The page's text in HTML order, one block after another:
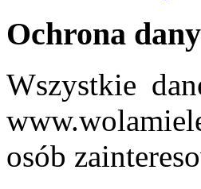
Ochrona
Wszystkie
osób